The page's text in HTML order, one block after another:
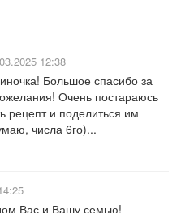
12:38
Большое спасибо за
Очень постараюсь
рецепт и поделиться им
числа 6го)...
Вас и Вашу семью!